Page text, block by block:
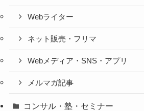
Webライター
ネット販売・フリマ
Webメディア・SNS・アプリ
メルマガ記事
コンサル・塾・セミナー